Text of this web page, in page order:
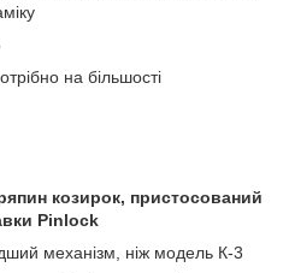
на більшості
козирок, пристосований
Pinlock
механізм, ніж модель К-3